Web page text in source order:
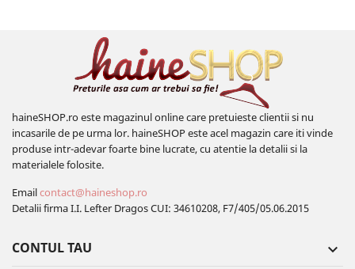
haineSHOP.ro este magazinul online care pretuieste clientii si nu
incasarile de pe urma lor. haineSHOP este acel magazin care iti vinde
produse intr-adevar foarte bine lucrate, cu atentie la detalii si la
materialele folosite.
Emailcontact@haineshop.ro
Detalii firma I.I. Lefter Dragos CUI: 34610208, F7/405/05.06.2015
CONTUL TAU 